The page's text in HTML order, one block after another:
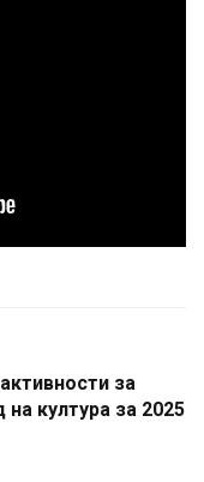
за
на култура за 2025